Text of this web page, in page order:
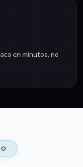
en minutos, no